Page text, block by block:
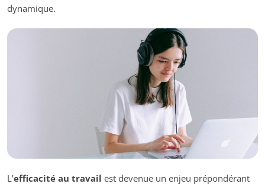
dynamique.
L’efficacité au travail est devenue un enjeu prépondérant